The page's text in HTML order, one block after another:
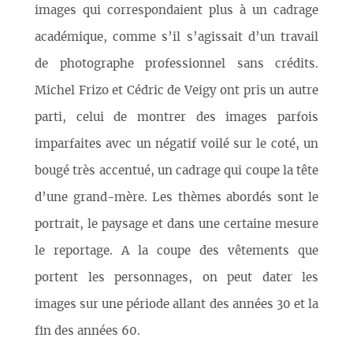
images qui correspondaient plus à un cadrage
académique, comme s’il s’agissait d’un travail
de photographe professionnel sans crédits.
Michel Frizo et Cédric de Veigy ont pris un autre
parti, celui de montrer des images parfois
imparfaites avec un négatif voilé sur le coté, un
bougé très accentué, un cadrage qui coupe la tête
d’une grand-mère. Les thèmes abordés sont le
portrait, le paysage et dans une certaine mesure
le reportage. A la coupe des vêtements que
portent les personnages, on peut dater les
images sur une période allant des années 30 et la
fin des années 60.